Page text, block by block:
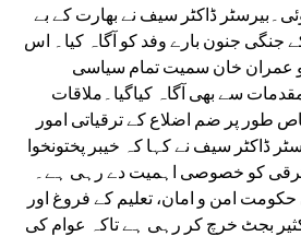
ڈاکٹر سیف نے بھارت کے بے
جنگی جنون بارے وفد کو آگاہ کیا۔ اس
عمران خان سمیت تمام سیاسی
سے بھی آگاہ کیاگیا۔ملاقات
طور پر ضم اضلاع کے ترقیاتی امور
ڈاکٹر سیف نے کہا کہ خیبر پختونخوا
کو خصوصی اہمیت دے رہی ہے۔
حکومت امن و امان، تعلیم کے فروغ اور
بجٹ خرچ کر رہی ہے تاکہ عوام کی